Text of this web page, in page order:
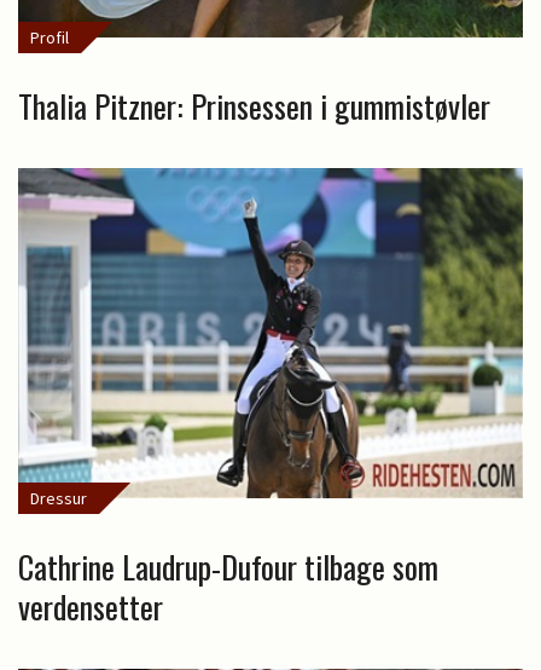
Profil
Thalia Pitzner: Prinsessen i gummistøvler
Dressur
Cathrine Laudrup-Dufour tilbage som
verdensetter